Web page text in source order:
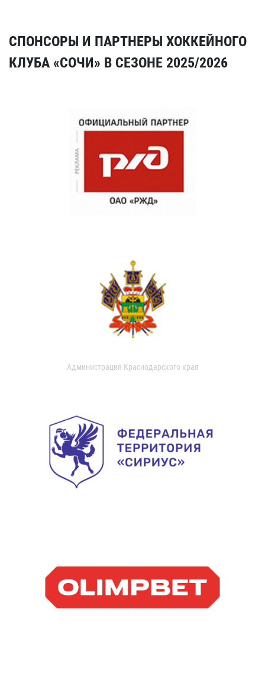
СПОНСОРЫ И ПАРТНЕРЫ ХОККЕЙНОГО
КЛУБА «СОЧИ» В СЕЗОНЕ 2025/2026
Администрация Краснодарского края